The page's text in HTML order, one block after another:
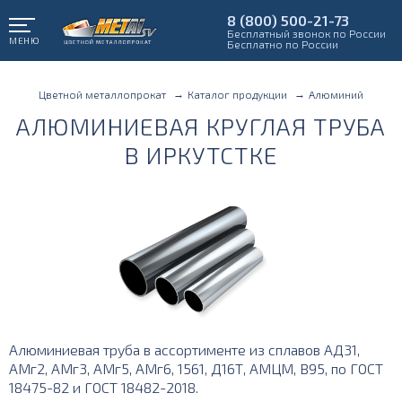
МЕНЮ
8 (800) 500-21-73
Бесплатный звонок по России
Бесплатно по России
Цветной металлопрокат Каталог продукции Алюминий
АЛЮМИНИЕВАЯ КРУГЛАЯ ТРУБА
В ИРКУТСТКЕ
Алюминиевая труба в ассортименте из сплавов АД31,
АМг2, АМг3, АМг5, АМг6, 1561, Д16Т, АМЦМ, В95, по ГОСТ
18475-82 и ГОСТ 18482-2018.